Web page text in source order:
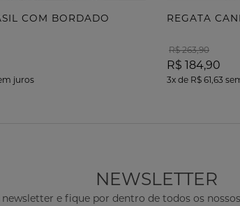
COM BORDADO
juros
REGATA
R$ 263,90
R$ 184,90
3xde R$ 61,63
NEWSLETTER
newsletter e fique por dentro de todos os